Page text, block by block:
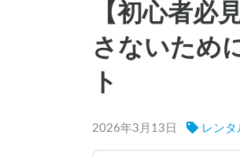
【初心者必
さないため
ト
2026年3月13日 レン